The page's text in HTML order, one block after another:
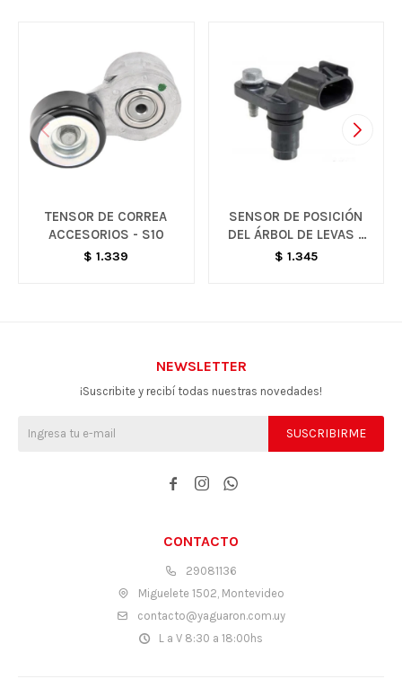
TENSOR DE CORREA
ACCESORIOS - S10
$ 1.339
SENSOR DE POSICIÓN
DEL ÁRBOL DE LEVAS -
CAPTIVA
$ 1.345
CONTACTO
29081136
Miguelete 1502, Montevideo
contacto@yaguaron.com.uy
L a V 8:30 a 18:00hs
NEWSLETTER
¡Suscribite y recibí todas nuestras novedades!
SUSCRIBIRME
  